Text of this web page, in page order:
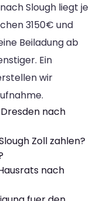
Slough liegt je
3150€ und
Beiladung ab
Ein
wir
nach
Zoll zahlen?
nach